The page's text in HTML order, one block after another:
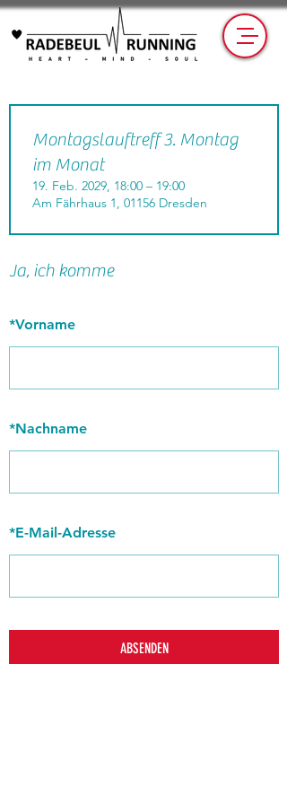
Ja, ich komme
*Vorname
*Nachname
*E-Mail-Adresse
ABSENDEN
Montagslauftreff 3. Montag
im Monat
19. Feb. 2029, 18:00 – 19:00
Am Fährhaus 1, 01156 Dresden